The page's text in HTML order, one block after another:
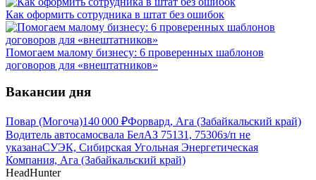
Как оформить сотрудника в штат без ошибок
Помогаем малому бизнесу: 6 проверенных шаблонов
договоров для «внештатников»
Вакансии дня
Повар (Могоча)140 000 ₽Форвард, Ага (Забайкальский край)
Водитель автосамосвала БелАЗ 75131, 75306з/п не
указанаСУЭК, Сибирская Угольная Энергетическая
Компания, Ага (Забайкальский край)
HeadHunter